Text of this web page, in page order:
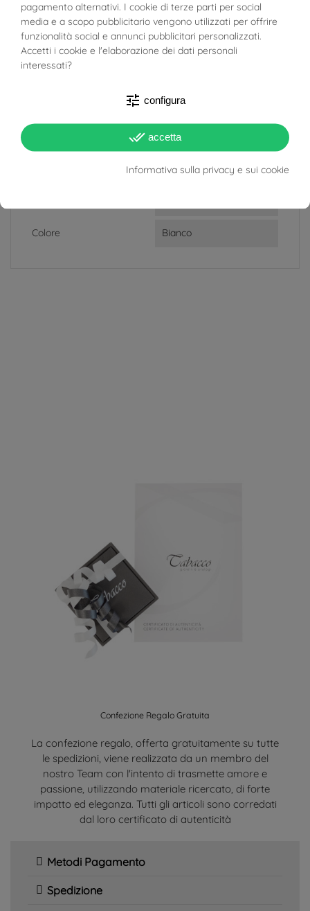
Lunghezza chiusura: 9cm
Larghezza
chiusura: 1cm
perle: da 6.5mm a 7mm
Perle acqua dolce
Quantità Pietre perle: 61
Colore Bianco
Confezione Regalo Gratuita
La confezione regalo, offerta gratuitamente su tutte
le spedizioni, viene realizzata da un membro del
nostro Team con l'intento di trasmette amore e
passione, utilizzando materiale ricercato, di forte
impatto ed eleganza. Tutti gli articoli sono corredati
dal loro certificato di autenticità
Metodi Pagamento
Spedizione
pagamento alternativi. I cookie di terze parti per social
media e a scopo pubblicitario vengono utilizzati per offrire
funzionalità social e annunci pubblicitari personalizzati.
Accetti i cookie e l'elaborazione dei dati personali
interessati?
tune configura
done_all accetta
Informativa sulla privacy e sui cookie